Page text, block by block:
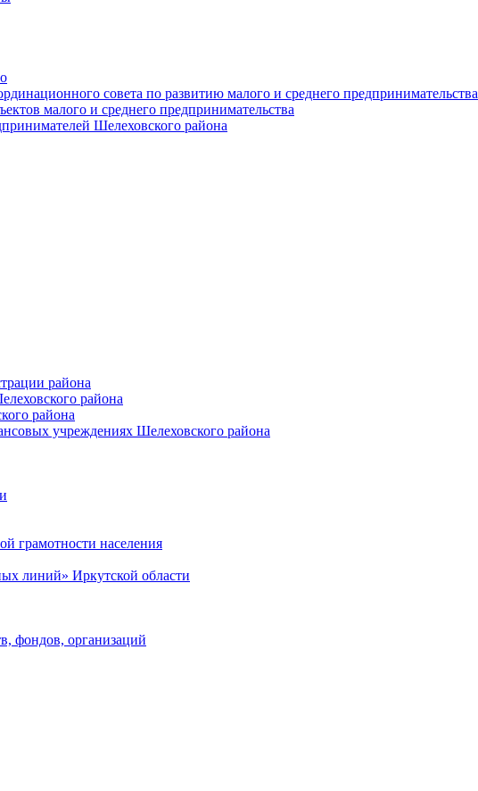
совета по развитию малого и среднего предпринимательства
малого и среднего предпринимательства
Шелеховского района
района
района
района
учреждениях Шелеховского района
грамотности населения
линий» Иркутской области
фондов, организаций